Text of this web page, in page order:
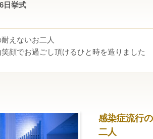
日挙式
えないお二人
顔でお過ごし頂けるひと時を造りました
感染症流行
二人